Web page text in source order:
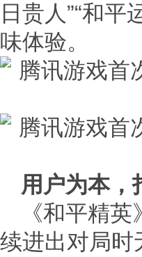
日贵人”“和
味体验。
用户为本，
《和平精
续进出对局时